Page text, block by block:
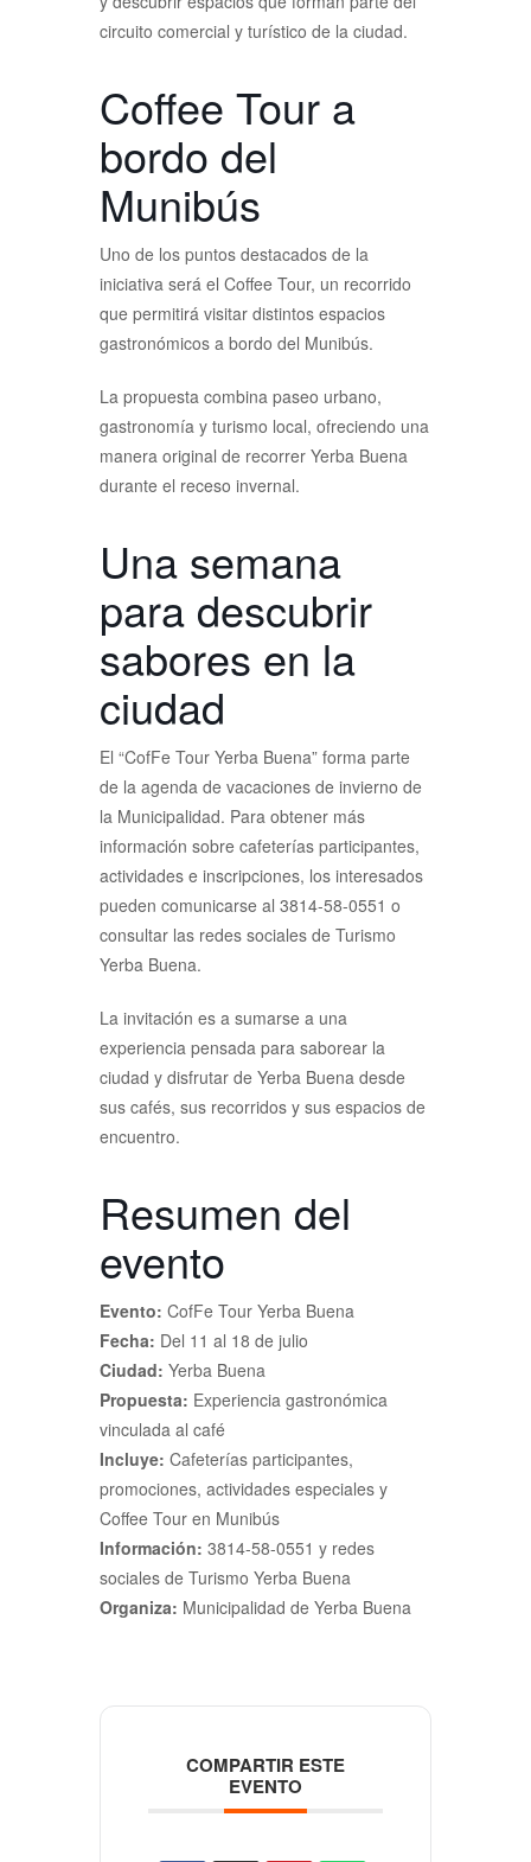
circuito comercial y turístico de la ciudad.
Coffee Tour a
bordo del
Munibús
Uno de los puntos destacados de la
iniciativa será el Coffee Tour, un recorrido
que permitirá visitar distintos espacios
gastronómicos a bordo del Munibús.
La propuesta combina paseo urbano,
gastronomía y turismo local, ofreciendo una
manera original de recorrer Yerba Buena
durante el receso invernal.
Una semana
para descubrir
sabores en la
ciudad
El “CofFe Tour Yerba Buena” forma parte
de la agenda de vacaciones de invierno de
la Municipalidad. Para obtener más
información sobre cafeterías participantes,
actividades e inscripciones, los interesados
pueden comunicarse al 3814-58-0551 o
consultar las redes sociales de Turismo
Yerba Buena.
La invitación es a sumarse a una
experiencia pensada para saborear la
ciudad y disfrutar de Yerba Buena desde
sus cafés, sus recorridos y sus espacios de
encuentro.
Resumen del
evento
Evento: CofFe Tour Yerba Buena
Fecha: Del 11 al 18 de julio
Ciudad: Yerba Buena
Propuesta: Experiencia gastronómica
vinculada al café
Incluye: Cafeterías participantes,
promociones, actividades especiales y
Coffee Tour en Munibús
Información: 3814-58-0551 y redes
sociales de Turismo Yerba Buena
Organiza: Municipalidad de Yerba Buena
COMPARTIR ESTE
EVENTO